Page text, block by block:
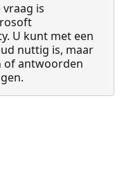
vraag is
U kunt met een
nuttig is, maar
of antwoorden